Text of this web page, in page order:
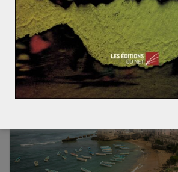
algérien Aymen Benabderrahmane l’a
Read More